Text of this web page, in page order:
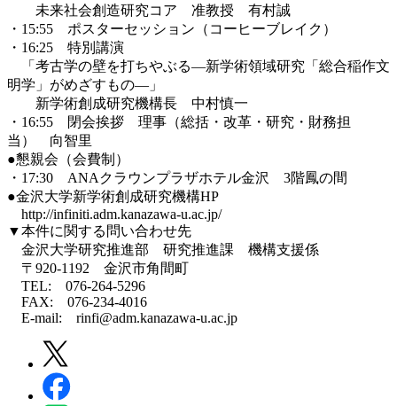
未来社会創造研究コア 准教授 有村誠
・15:55 ポスターセッション（コーヒーブレイク）
・16:25 特別講演
「考古学の壁を打ちやぶる―新学術領域研究「総合稲作文
明学」がめざすもの―」
新学術創成研究機構長 中村慎一
・16:55 閉会挨拶 理事（総括・改革・研究・財務担
当） 向智里
●懇親会（会費制）
・17:30 ANAクラウンプラザホテル金沢 3階鳳の間
●金沢大学新学術創成研究機構HP
http://infiniti.adm.kanazawa-u.ac.jp/
▼本件に関する問い合わせ先
金沢大学研究推進部 研究推進課 機構支援係
〒920-1192 金沢市角間町
TEL: 076-264-5296
FAX: 076-234-4016
E-mail: rinfi@adm.kanazawa-u.ac.jp